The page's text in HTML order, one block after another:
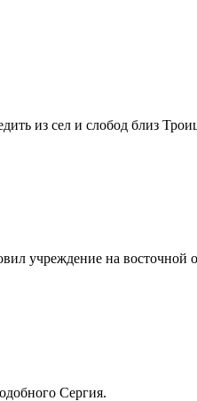
из сел и слобод близ
учреждение на восточной
Сергия.